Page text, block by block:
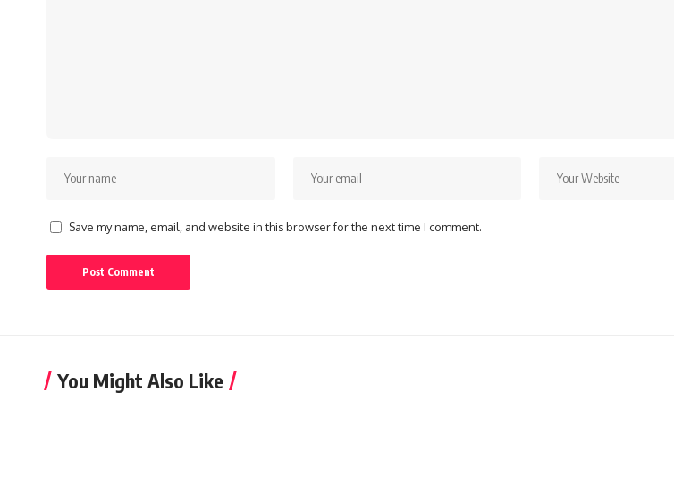
Save my name, email, and website in this browser for the next time I comment.
You Might Also Like